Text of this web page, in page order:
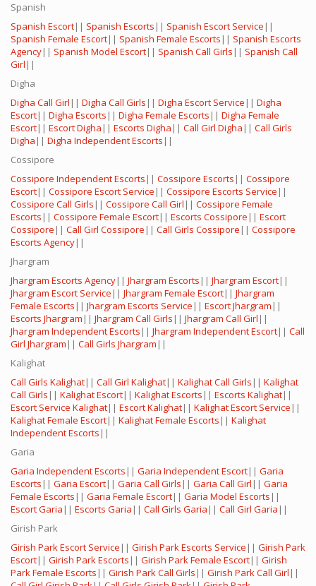
Spanish
Spanish Escort|| Spanish Escorts || Spanish Escort Service ||
Spanish Female Escort|| Spanish Female Escorts || Spanish Escorts
Agency|| Spanish Model Escort|| Spanish Call Girls || Spanish Call
Girl ||
Digha
Digha Call Girl || Digha Call Girls || Digha Escort Service || Digha
Escort|| Digha Escorts || Digha Female Escorts || Digha Female
Escort|| Escort Digha || Escorts Digha || Call Girl Digha || Call Girls
Digha || Digha Independent Escorts ||
Cossipore
Cossipore Independent Escorts || Cossipore Escorts || Cossipore
Escort|| Cossipore Escort Service || Cossipore Escorts Service ||
Cossipore Call Girls || Cossipore Call Girl || Cossipore Female
Escorts || Cossipore Female Escort|| Escorts Cossipore || Escort
Cossipore || Call Girl Cossipore || Call Girls Cossipore || Cossipore
Escorts Agency||
Jhargram
Jhargram Escorts Agency|| Jhargram Escorts || Jhargram Escort||
Jhargram Escort Service || Jhargram Female Escort|| Jhargram
Female Escorts || Jhargram Escorts Service || Escort Jhargram ||
Escorts Jhargram || Jhargram Call Girls || Jhargram Call Girl ||
Jhargram Independent Escorts || Jhargram Independent Escort|| Call
Girl Jhargram || Call Girls Jhargram ||
Kalighat
Call Girls Kalighat|| Call Girl Kalighat|| Kalighat Call Girls || Kalighat
Call Girls || Kalighat Escort|| Kalighat Escorts || Escorts Kalighat||
Escort Service Kalighat|| Escort Kalighat|| Kalighat Escort Service ||
Kalighat Female Escort|| Kalighat Female Escorts || Kalighat
Independent Escorts ||
Garia
Garia Independent Escorts || Garia Independent Escort|| Garia
Escorts || Garia Escort|| Garia Call Girls || Garia Call Girl || Garia
Female Escorts || Garia Female Escort|| Garia Model Escorts ||
Escort Garia || Escorts Garia || Call Girls Garia || Call Girl Garia ||
Girish Park
Girish Park Escort Service || Girish Park Escorts Service || Girish Park
Escort|| Girish Park Escorts || Girish Park Female Escort|| Girish
Park Female Escorts || Girish Park Call Girls || Girish Park Call Girl ||